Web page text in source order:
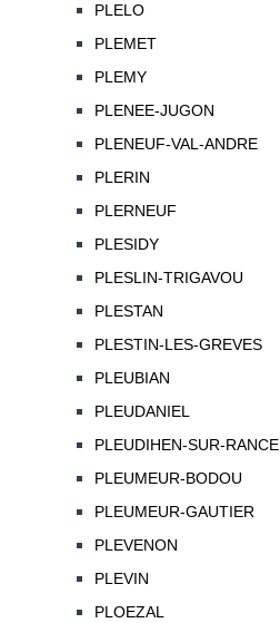
PLELO
PLEMET
PLEMY
PLENEE-JUGON
PLENEUF-VAL-ANDRE
PLERIN
PLERNEUF
PLESIDY
PLESLIN-TRIGAVOU
PLESTAN
PLESTIN-LES-GREVES
PLEUBIAN
PLEUDANIEL
PLEUDIHEN-SUR-RANCE
PLEUMEUR-BODOU
PLEUMEUR-GAUTIER
PLEVENON
PLEVIN
PLOEZAL